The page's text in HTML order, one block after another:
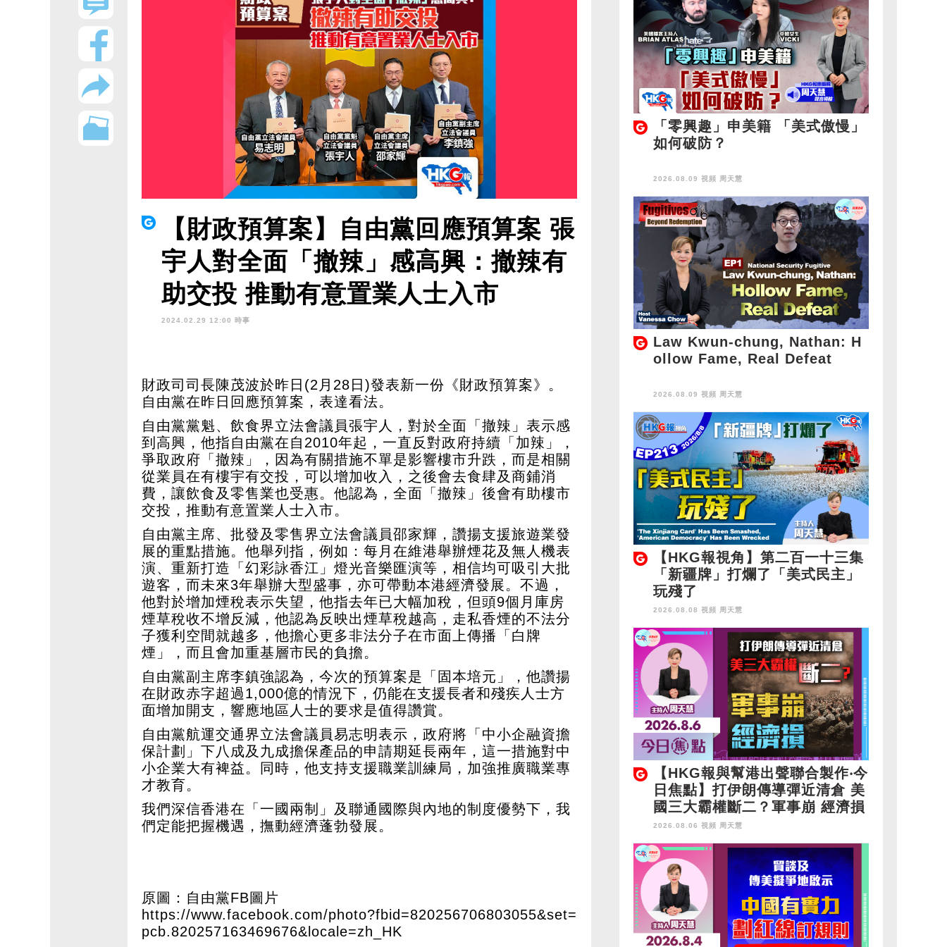
【財政預算案】自由黨回應預算案 張
宇人對全面「撤辣」感高興：撤辣有
助交投 推動有意置業人士入市
2024.02.29 12:00 時事
財政司司長陳茂波於昨日(2月28日)發表新一份《財政預算案》。
自由黨在昨日回應預算案，表達看法。
自由黨黨魁、飲食界立法會議員張宇人，對於全面「撤辣」表示感
到高興，他指自由黨在自2010年起，一直反對政府持續「加辣」，
爭取政府「撤辣」，因為有關措施不單是影響樓市升跌，而是相關
從業員在有樓宇有交投，可以增加收入，之後會去食肆及商鋪消
費，讓飲食及零售業也受惠。他認為，全面「撤辣」後會有助樓市
交投，推動有意置業人士入市。
自由黨主席、批發及零售界立法會議員邵家輝，讚揚支援旅遊業發
展的重點措施。他舉列指，例如：每月在維港舉辦煙花及無人機表
演、重新打造「幻彩詠香江」燈光音樂匯演等，相信均可吸引大批
遊客，而未來3年舉辦大型盛事，亦可帶動本港經濟發展。不過，
他對於增加煙稅表示失望，他指去年已大幅加稅，但頭9個月庫房
煙草稅收不增反減，他認為反映出煙草稅越高，走私香煙的不法分
子獲利空間就越多，他擔心更多非法分子在市面上傳播「白牌
煙」，而且會加重基層市民的負擔。
自由黨副主席李鎮強認為，今次的預算案是「固本培元」，他讚揚
在財政赤字超過1,000億的情況下，仍能在支援長者和殘疾人士方
面增加開支，響應地區人士的要求是值得讚賞。
自由黨航運交通界立法會議員易志明表示，政府將「中小企融資擔
保計劃」下八成及九成擔保產品的申請期延長兩年，這一措施對中
小企業大有裨益。同時，他支持支援職業訓練局，加強推廣職業專
才教育。
我們深信香港在「一國兩制」及聯通國際與內地的制度優勢下，我
們定能把握機遇，撫動經濟蓬勃發展。
原圖：自由黨FB圖片
https://www.facebook.com/photo?fbid=820256706803055&set=
pcb.820257163469676&locale=zh_HK
「零興趣」申美籍 「美式傲慢」
如何破防？
2026.08.09 視頻 周天慧
Law Kwun-chung, Nathan: H
ollow Fame, Real Defeat
2026.08.09 視頻 周天慧
【HKG報視角】第二百一十三集
「新疆牌」打爛了「美式民主」
玩殘了
2026.08.08 視頻 周天慧
【HKG報與幫港出聲聯合製作‧今
日焦點】打伊朗傳導彈近清倉 美
國三大霸權斷二？軍事崩 經濟損
2026.08.06 視頻 周天慧